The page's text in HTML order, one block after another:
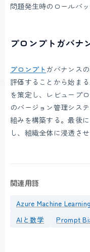
問題発生時のロールバッ
プロンプトガバナ
プロンプト ガバナンス
評価することから始ま
を策定し、レビュープ
のバージョン管理シス
組みを構築する。最後
し、組織全体に浸透さ
関連用語
Azure Machine Learning
AIと数学
Prompt